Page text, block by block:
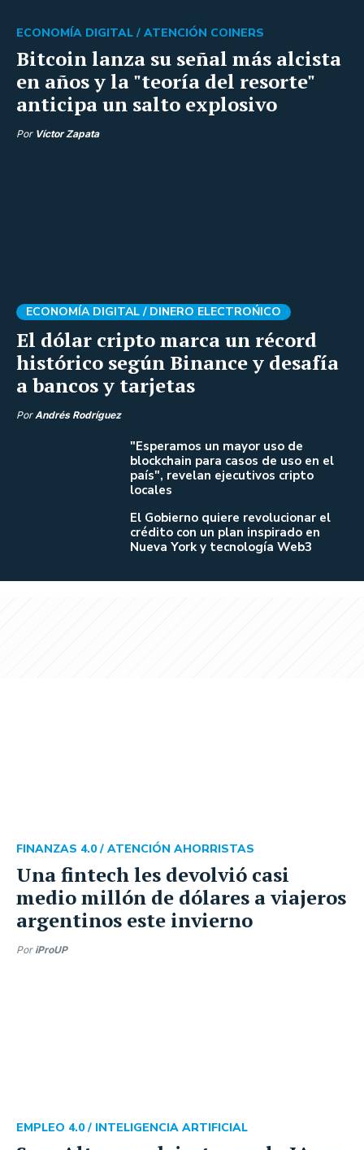
Bitcoin lanza su señal más alcista
en años y la "teoría del resorte"
anticipa un salto explosivo
ECONOMÍA DIGITAL / ATENCIÓN COINERS
Por Víctor Zapata
El dólar cripto marca un récord
histórico según Binance y desafía
a bancos y tarjetas
ECONOMÍA DIGITAL / DINERO ELECTROŃICO
PorAndrés Rodríguez
"Esperamos un mayor uso de
blockchain para casos de uso en el
país", revelan ejecutivos cripto
locales
El Gobierno quiere revolucionar el
crédito con un plan inspirado en
Nueva York y tecnología Web3
Una fintech les devolvió casi
medio millón de dólares a viajeros
argentinos este invierno
FINANZAS 4.0 / ATENCIÓN AHORRISTAS
Por iProUP
EMPLEO 4.0 / INTELIGENCIA ARTIFICIAL